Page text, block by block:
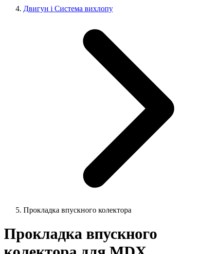
Двигун і Система вихлопу
Прокладка впускного колектора
Прокладка впускного